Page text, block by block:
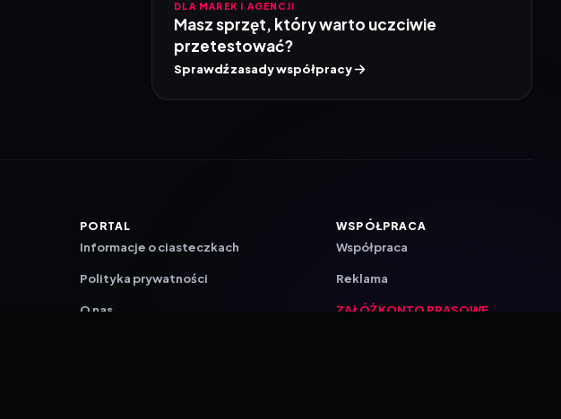
DLA MAREK I AGENCJI
Masz sprzęt, który warto uczciwie
przetestować?
Sprawdź zasady współpracy
PORTAL
Informacje o ciasteczkach
Polityka prywatności
O nas
WSPÓŁPRACA
Współpraca
Reklama
ZAŁÓŻ KONTO PRASOWE